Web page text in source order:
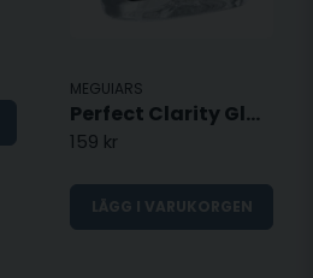
MEGUIARS
Perfect Clarity Glass Cleaner - 709ml
159 kr
LÄGG I VARUKORGEN